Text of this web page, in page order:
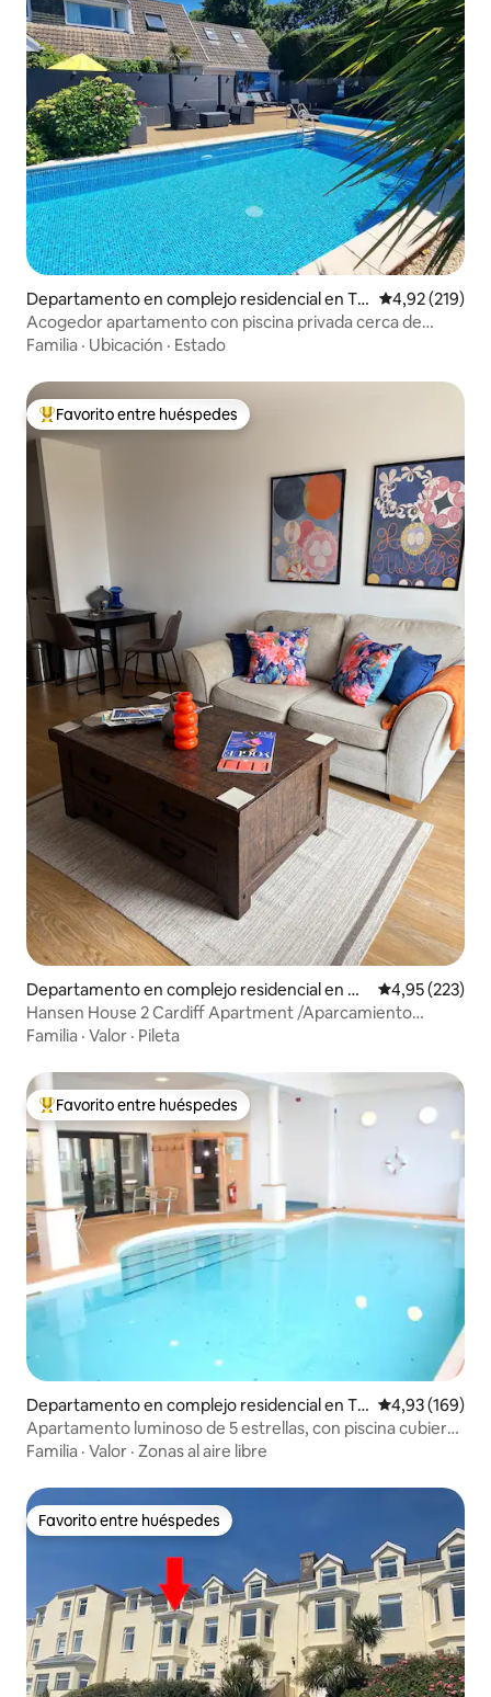
Departamento en complejo residencial en Te
nby
Calificación
4,92 (219)
Acogedor apartamento con piscina privada cerca de
Tenby
Familia · Ubicación · Estado
Favorito entre los huéspedes más destacados
Favorito entre huéspedes
Departamento en complejo residencial en Gr
angetown
Calificación
4,95 (223)
Hansen House 2 Cardiff Apartment /Aparcamiento
gratuito
Familia · Valor · Pileta
Favorito entre los huéspedes más destacados
Favorito entre huéspedes
Departamento en complejo residencial en Te
nby
Calificación
4,93 (169)
Apartamento luminoso de 5 estrellas, con piscina cubierta
climatizada.
Familia · Valor · Zonas al aire libre
Favorito entre huéspedes
Favorito entre huéspedes